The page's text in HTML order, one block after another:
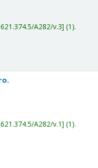
621.374.5/A282/v.3 (1).
621.374.5/A282/v.1 (1).